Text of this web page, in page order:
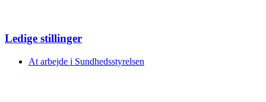
Ledige stillinger
At arbejde i Sundhedsstyrelsen